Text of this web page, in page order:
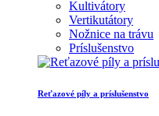
Kultivátory
Vertikutátory
Nožnice na trávu
Príslušenstvo
Reťazové píly a príslušenstvo